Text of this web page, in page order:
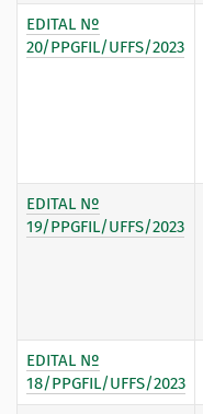
EDITAL Nº
20/PPGFIL/UFFS/2023
EDITAL Nº
19/PPGFIL/UFFS/2023
EDITAL Nº
18/PPGFIL/UFFS/2023